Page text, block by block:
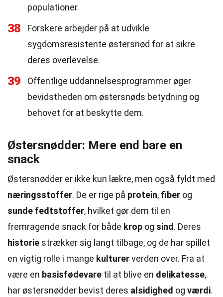
populationer.
38
Forskere arbejder på at udvikle
sygdomsresistente østersnød for at sikre
deres overlevelse.
39
Offentlige uddannelsesprogrammer øger
bevidstheden om østersnøds betydning og
behovet for at beskytte dem.
Østersnødder: Mere end bare en
snack
Østersnødder er ikke kun lækre, men også fyldt med
næringsstoffer. De er rige på protein, fiber og
sunde fedtstoffer, hvilket gør dem til en
fremragende snack for både krop og sind . Deres
historie strækker sig langt tilbage, og de har spillet
en vigtig rolle i mange kulturerverden over. Fra at
være en basisfødevare til at blive en delikatesse,
har østersnødder bevist deres alsidighed og værdi.